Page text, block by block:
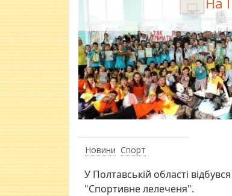
Новини Спорт
У Полтавській області
"Спортивне лелеченя".